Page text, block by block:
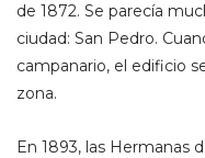
de 1872. Se parecía
ciudad: San Pedro.
campanario, el edificio
zona.
En 1893, las Hermanas